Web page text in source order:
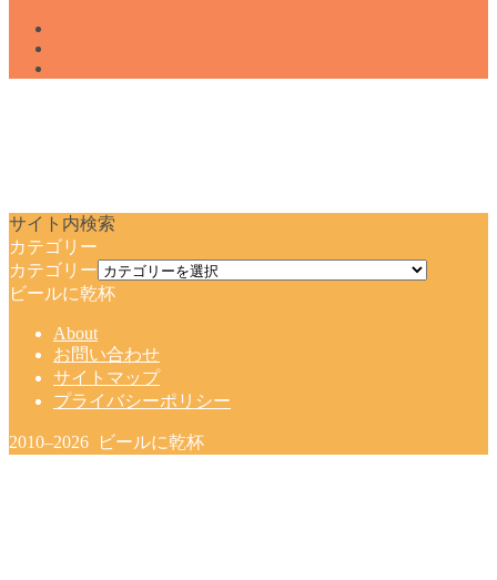
サイト内検索
カテゴリー
カテゴリー
ビールに乾杯
About
お問い合わせ
サイトマップ
プライバシーポリシー
2010–2026 ビールに乾杯